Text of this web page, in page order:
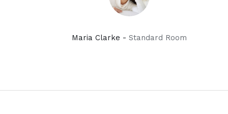
Maria Clarke - Standard Room